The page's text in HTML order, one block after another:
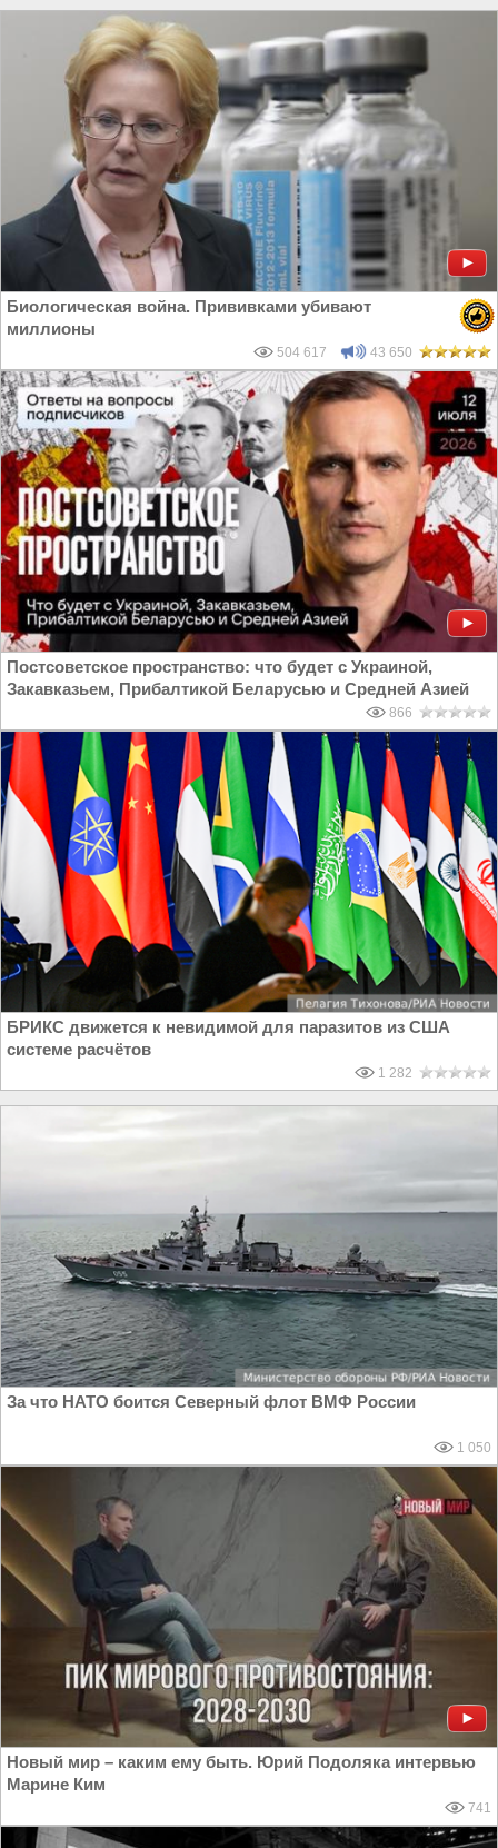
Ираном|Власть в РФ
Биологическая война. Прививками убивают
миллионы
504 617 43 650
Постсоветское пространство: что будет с Украиной,
Закавказьем, Прибалтикой Беларусью и Средней Азией
866
БРИКС движется к невидимой для паразитов из США
системе расчётов
1 282
За что НАТО боится Северный флот ВМФ России
1 050
Новый мир – каким ему быть. Юрий Подоляка интервью
Марине Ким
741